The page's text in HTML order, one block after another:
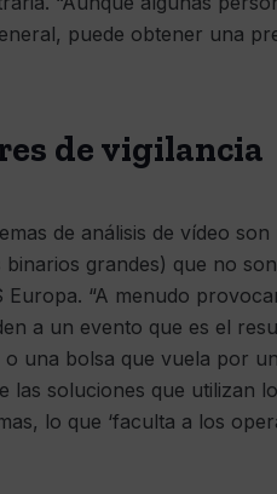
puede obtener una
de vigilancia
de análisis de vídeo
grandes) que no
“A menudo
a un evento que es el
una bolsa que vuela por
soluciones que utilizan
lo que ‘faculta a los